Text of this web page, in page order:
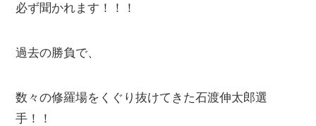
必ず聞かれます！！！
過去の勝負で、
数々の修羅場をくぐり抜けてきた石渡伸太郎選
手！！